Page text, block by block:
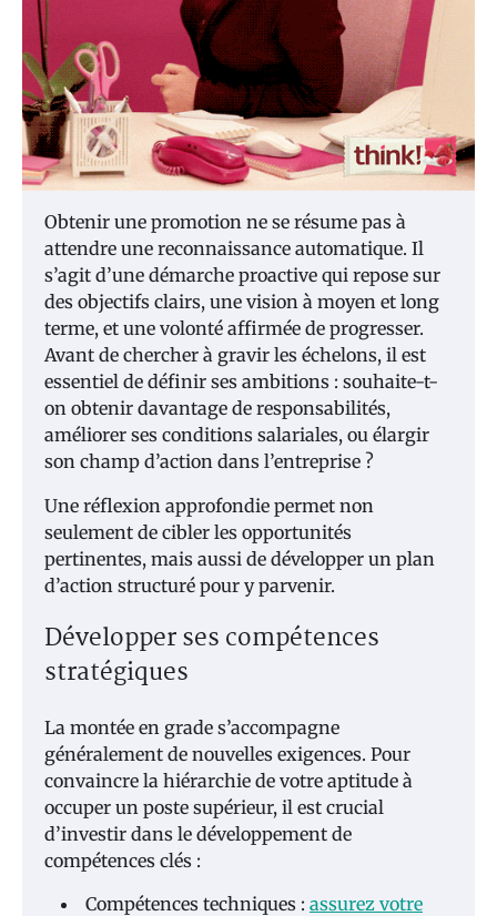
Obtenir une promotion ne se résume pas à
attendre une reconnaissance automatique. Il
s’agit d’une démarche proactive qui repose sur
des objectifs clairs, une vision à moyen et long
terme, et une volonté affirmée de progresser.
Avant de chercher à gravir les échelons, il est
essentiel de définir ses ambitions : souhaite-t-
on obtenir davantage de responsabilités,
améliorer ses conditions salariales, ou élargir
son champ d’action dans l’entreprise ?
Une réflexion approfondie permet non
seulement de cibler les opportunités
pertinentes, mais aussi de développer un plan
d’action structuré pour y parvenir.
Développer ses compétences
stratégiques
La montée en grade s’accompagne
généralement de nouvelles exigences. Pour
convaincre la hiérarchie de votre aptitude à
occuper un poste supérieur, il est crucial
d’investir dans le développement de
compétences clés :
Compétences techniques : assurez votre